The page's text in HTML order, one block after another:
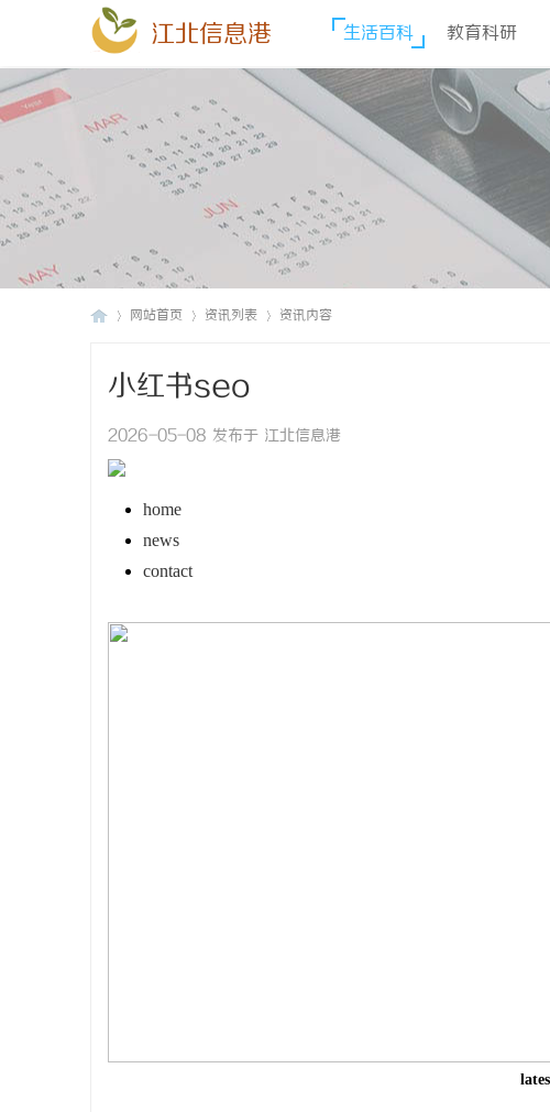
江北信息港 生活百科 教育科研
网站首页 资讯列表 资讯内容
小红书seo
2026-05-08 发布于 江北信息港
home
news
contact